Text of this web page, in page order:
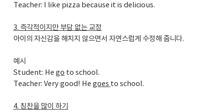
Teacher: I like pizza because it is delicious.
3. 즉각적이지만 부담 없는 교정
아이의 자신감을 해치지 않으면서 자연스럽게 수정해 줍니다.
예시
Student: He go to school.
Teacher: Very good! He goes to school.
4. 칭찬을 많이 하기